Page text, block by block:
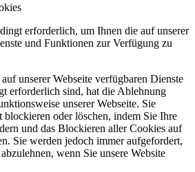
erforderlich, um Ihnen die auf unserer
und Funktionen zur Verfügung zu
unserer Webseite verfügbaren Dienste
erforderlich sind, hat die Ablehnung
unserer Webseite. Sie
blockieren oder löschen, indem Sie Ihre
und das Blockieren aller Cookies auf
Sie werden jedoch immer aufgefordert,
wenn Sie unsere Website